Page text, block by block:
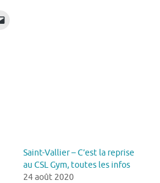
Saint-Vallier – C’est la reprise
au CSL Gym, toutes les infos
24 août 2020